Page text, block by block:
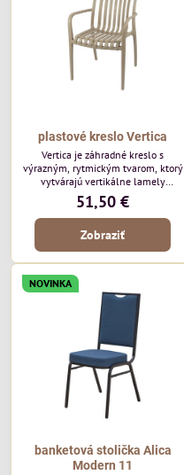
plastové kreslo Vertica
Vertica je záhradné kreslo s
výrazným, rytmickým tvarom, ktorý
vytvárajú vertikálne lamely
operadla a sedadla. Jej otvorený
dizajn jej dodáva ľahký, vzdušný
vzhľad a robí z nej perfektný
doplnok moderných vonkajších
pozornosť svojimi detailmi bez toho,
aby dominoval priestoru. Bude
vyzerať skvele vo vonkajších
jedálenských priestoroch, pri
bistrových stoloch a v...
51,50 €
Zobraziť
NOVINKA
banketová stolička Alica
Modern 11